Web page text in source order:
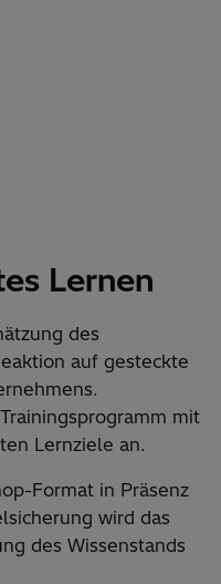
Lernen
des
auf gesteckte
mit
Lernziele an.
Format in Präsenz
wird das
des Wissenstands